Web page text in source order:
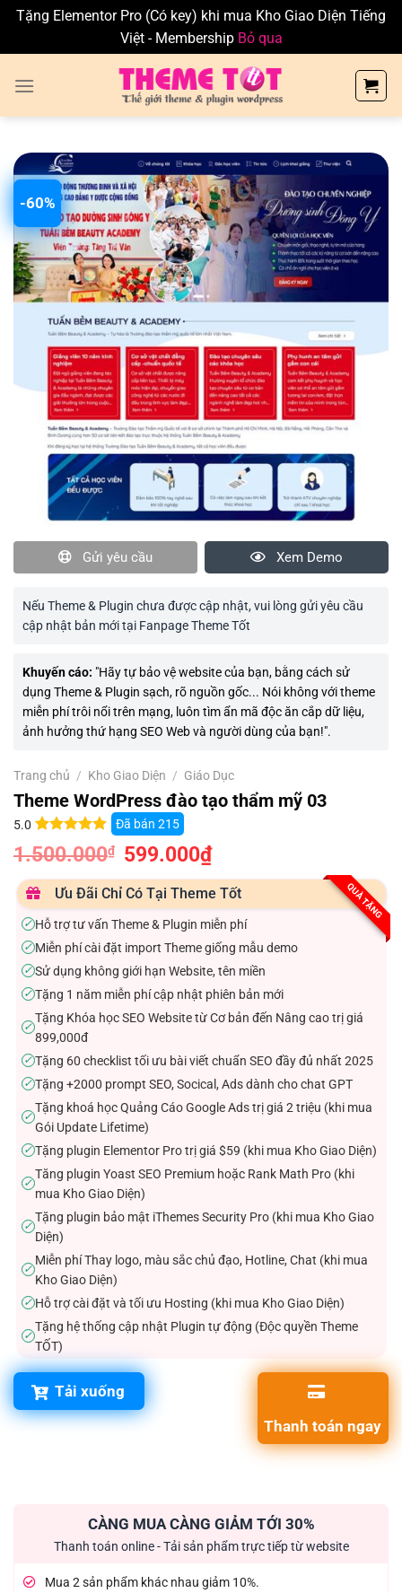
Tặng Elementor Pro (Có key) khi mua Kho Giao Diện Tiếng
Việt - Membership Bỏ qua
-60%
Gửi yêu cầu Xem Demo
Nếu Theme & Plugin chưa được cập nhật, vui lòng gửi yêu cầu
cập nhật bản mới tại Fanpage Theme Tốt
Khuyến cáo: "Hãy tự bảo vệ website của bạn, bằng cách sử
dụng Theme & Plugin sạch, rõ nguồn gốc... Nói không với theme
miễn phí trôi nổi trên mạng, luôn tìm ẩn mã độc ăn cắp dữ liệu,
ảnh hưởng thứ hạng SEO Web và người dùng của bạn!".
Trang chủ / Kho Giao Diện / Giáo Dục
Theme WordPress đào tạo thẩm mỹ 03
5.0
5.0 trên 5
dựa trên
3
Đã bán 215
1.500.000₫
Giá
gốc
1.500.000₫.
599.000₫Giá
hiện
là:
599.000₫.
QUÀ TẶNG
Ưu Đãi Chỉ Có Tại Theme Tốt
✓Hỗ trợ tư vấn Theme & Plugin miễn phí
✓Miễn phí cài đặt import Theme giống mẫu demo
✓Sử dụng không giới hạn Website, tên miền
✓Tặng 1 năm miễn phí cập nhật phiên bản mới
✓
Tặng Khóa học SEO Website từ Cơ bản đến Nâng cao trị giá
899,000đ
✓Tặng 60 checklist tối ưu bài viết chuẩn SEO đầy đủ nhất 2025
✓Tặng +2000 prompt SEO, Socical, Ads dành cho chat GPT
✓
Tặng khoá học Quảng Cáo Google Ads trị giá 2 triệu (khi mua
Gói Update Lifetime)
✓Tặng plugin Elementor Pro trị giá $59 (khi mua Kho Giao Diện)
✓
Tăng plugin Yoast SEO Premium hoặc Rank Math Pro (khi
mua Kho Giao Diện)
✓
Tặng plugin bảo mật iThemes Security Pro (khi mua Kho Giao
Diện)
✓
Miễn phí Thay logo, màu sắc chủ đạo, Hotline, Chat (khi mua
Kho Giao Diện)
✓Hỗ trợ cài đặt và tối ưu Hosting (khi mua Kho Giao Diện)
✓
Tặng hệ thống cập nhật Plugin tự động (Độc quyền Theme
TỐT)
Tải xuống
Thanh toán ngay
CÀNG MUA CÀNG GIẢM TỚI 30%
Thanh toán online - Tải sản phẩm trực tiếp từ website
Mua 2 sản phẩm khác nhau giảm 10%.